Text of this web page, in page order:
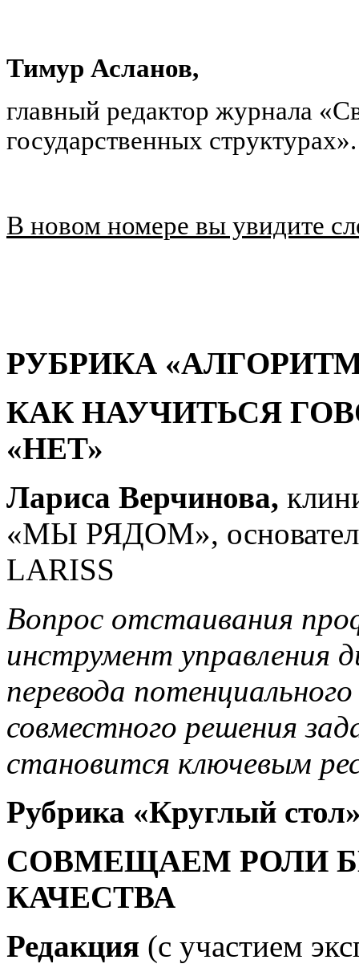
Тимур Асланов,
главный редактор журнала
государственных структурах».
В новом номере вы увидите
РУБРИКА «
КАК НАУЧИТЬСЯ
«НЕТ»
Лариса Верчинова,
«МЫ РЯДОМ»,
LARISS
Вопрос отстаивания
инструмент управления
перевода
совместного решения
становится ключевым
Рубрика «Круглый стол
СОВМЕЩАЕМ РОЛИ
КАЧЕСТВА
Редакция (с участием